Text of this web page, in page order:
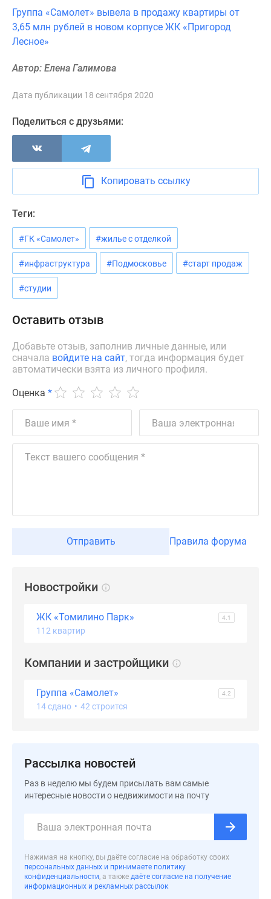
Военная
ипотека
Банки
программы
Новости
Мнение
эксперта
Аналитика
рынка
Экспертиза
новостроек
Эксперты
авторы
проекте
Контакты
сайте
Дзен
места
Апартаменты
#траншевая
ипотека
#рассрочка
Субсидированная
застройщиком
Поиск
Москве
премиум-
Новостройки
Рассрочка
Траншевая
ипотека
Группа «Самолет» вывела в продажу квартиры от
3,65 млн рублей в новом корпусе ЖК «Пригород
Лесное»
Автор: Елена Галимова
Дата публикации 18 сентября 2020
Поделиться с друзьями:
Копировать ссылку
Теги:
#ГК «Самолет» #жилье с отделкой
#инфраструктура #Подмосковье #старт продаж
#студии
Оставить отзыв
Добавьте отзыв, заполнив личные данные, или
сначала войдите на сайт, тогда информация будет
автоматически взята из личного профиля.
Оценка *
Отправить Правила форума
Новостройки
ЖК «Томилино Парк» 4.1
112 квартир
Компании и застройщики
Группа «Самолет» 4.2
14 сдано • 42 строится
Рассылка новостей
Раз в неделю мы будем присылать вам самые
интересные новости о недвижимости на почту
Нажимая на кнопку, вы даёте согласие на обработку своих
персональных данных и принимаете политику
конфиденциальности, а также даёте согласие на получение
информационных и рекламных рассылок